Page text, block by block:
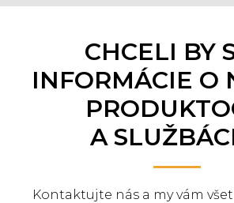
CHCELI BY
INFORMÁCIE O
A
Kontaktujte nás a my vám